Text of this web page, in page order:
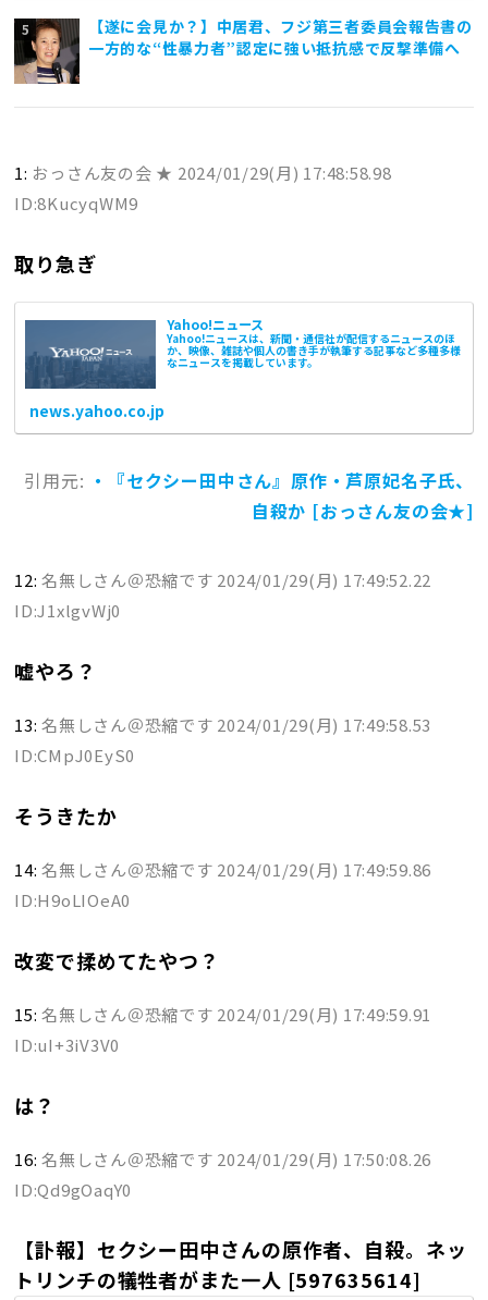
【遂に会見か？】中居君、フジ第三者委員会報告書の
一方的な“性暴力者”認定に強い抵抗感で反撃準備へ
1: おっさん友の会 ★ 2024/01/29(月) 17:48:58.98
ID:8KucyqWM9
取り急ぎ
Yahoo!ニュース
Yahoo!ニュースは、新聞・通信社が配信するニュースのほ
か、映像、雑誌や個人の書き手が執筆する記事など多種多様
なニュースを掲載しています。
news.yahoo.co.jp
引用元: ・『セクシー田中さん』原作・芦原妃名子氏、
自殺か [おっさん友の会★]
12: 名無しさん＠恐縮です 2024/01/29(月) 17:49:52.22
ID:J1xlgvWj0
嘘やろ？
13: 名無しさん＠恐縮です 2024/01/29(月) 17:49:58.53
ID:CMpJ0EyS0
そうきたか
14: 名無しさん＠恐縮です 2024/01/29(月) 17:49:59.86
ID:H9oLIOeA0
改変で揉めてたやつ？
15: 名無しさん＠恐縮です 2024/01/29(月) 17:49:59.91
ID:uI+3iV3V0
は？
16: 名無しさん＠恐縮です 2024/01/29(月) 17:50:08.26
ID:Qd9gOaqY0
【訃報】セクシー田中さんの原作者、自殺。ネッ
トリンチの犠牲者がまた一人 [597635614]